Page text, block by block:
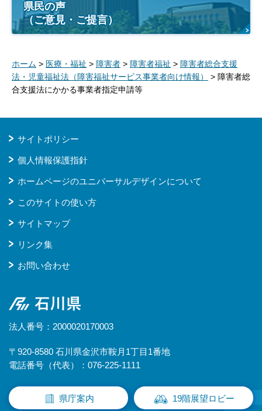
県民の声
（ご意見・ご提言）
ホーム > 医療・福祉 > 障害者 > 障害者福祉 > 障害者総合支援
法・児童福祉法（障害福祉サービス事業者向け情報）
> 障害者総
合支援法にかかる事業者指定申請等
サイトポリシー
個人情報保護指針
ホームページのユニバーサルデザインについて
このサイトの使い方
サイトマップ
リンク集
お問い合わせ
石川県
法人番号：2000020170003
〒920-8580 石川県金沢市鞍月1丁目1番地
電話番号（代表）：076-225-1111
県庁案内 19階展望ロビー